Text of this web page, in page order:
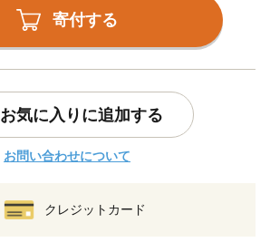
寄付する
お気に入りに追加する
お問い合わせについて
クレジットカード